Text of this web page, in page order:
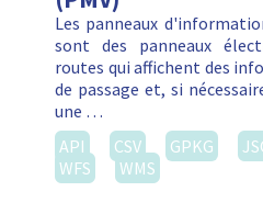
Les panneaux
sont des panneaux
routes qui affichent des
de passage et, si
une …
API
CSV GPKG
WFS
WMS